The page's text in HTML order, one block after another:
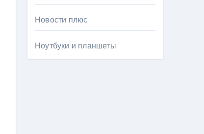
Новости плюс
Ноутбуки и планшеты